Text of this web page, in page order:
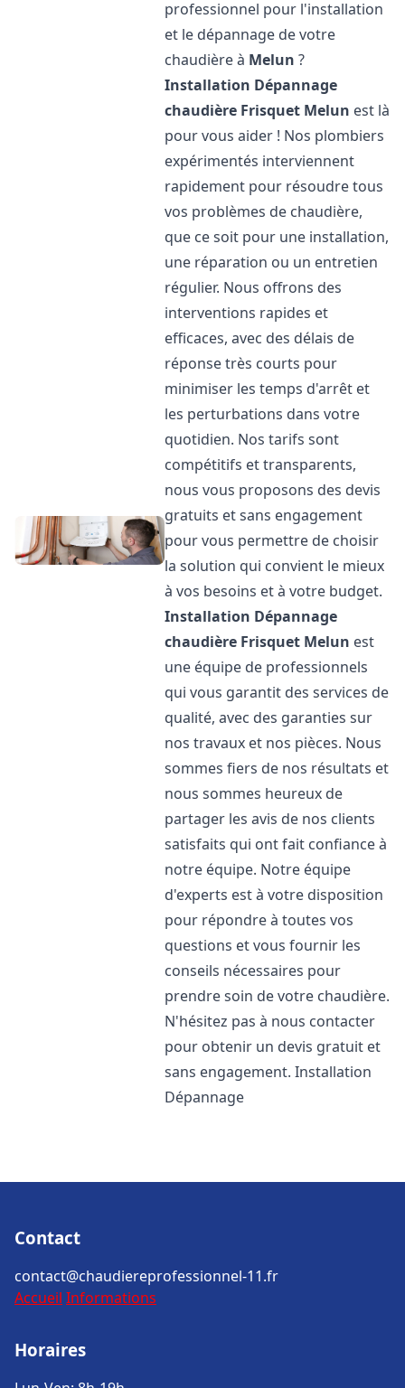
professionnel pour l'installation
et le dépannage de votre
chaudière à Melun ?
Installation Dépannage
chaudière Frisquet Melun est là
pour vous aider ! Nos plombiers
expérimentés interviennent
rapidement pour résoudre tous
vos problèmes de chaudière,
que ce soit pour une installation,
une réparation ou un entretien
régulier. Nous offrons des
interventions rapides et
efficaces, avec des délais de
réponse très courts pour
minimiser les temps d'arrêt et
les perturbations dans votre
quotidien. Nos tarifs sont
compétitifs et transparents,
nous vous proposons des devis
gratuits et sans engagement
pour vous permettre de choisir
la solution qui convient le mieux
à vos besoins et à votre budget.
Installation Dépannage
chaudière Frisquet Melun est
une équipe de professionnels
qui vous garantit des services de
qualité, avec des garanties sur
nos travaux et nos pièces. Nous
sommes fiers de nos résultats et
nous sommes heureux de
partager les avis de nos clients
satisfaits qui ont fait confiance à
notre équipe. Notre équipe
d'experts est à votre disposition
pour répondre à toutes vos
questions et vous fournir les
conseils nécessaires pour
prendre soin de votre chaudière.
N'hésitez pas à nous contacter
pour obtenir un devis gratuit et
sans engagement. Installation
Dépannage
Contact
contact@chaudiereprofessionnel-11.fr
Accueil Informations
Horaires